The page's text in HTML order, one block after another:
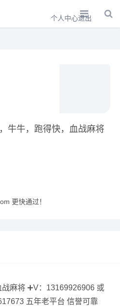
个人中心退出
牛牛，跑得快，血战麻将
更快通过！
麻将 ➕V：13169926906 或
五年老平台 信誉可靠